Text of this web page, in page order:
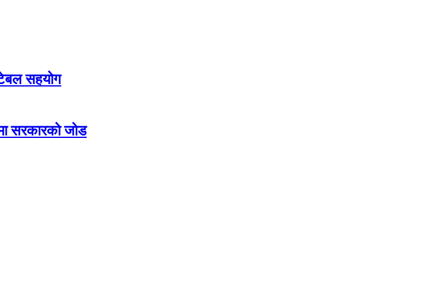
सहयोग
सरकारको जोड